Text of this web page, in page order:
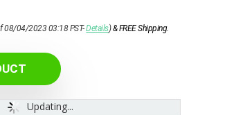
08/04/2023 03:18 PST-Details)&FREE Shipping.
Updating...